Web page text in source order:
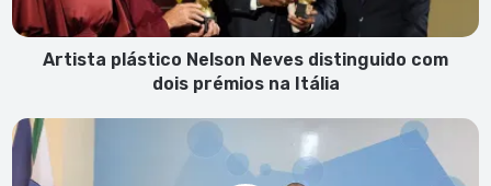
prémios
na
Artista plástico Nelson Neves distinguido com
dois prémios na Itália
UCID
diz
que